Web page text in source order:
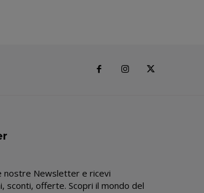
nostre Newsletter e ricevi
sconti, offerte. Scopri il mondo del